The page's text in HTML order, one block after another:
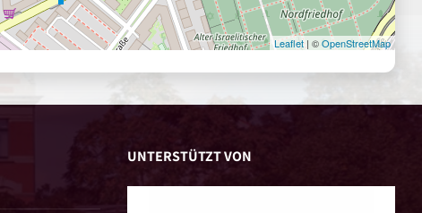
Leaflet| ©OpenStreetMap
UNTERSTÜTZT VON